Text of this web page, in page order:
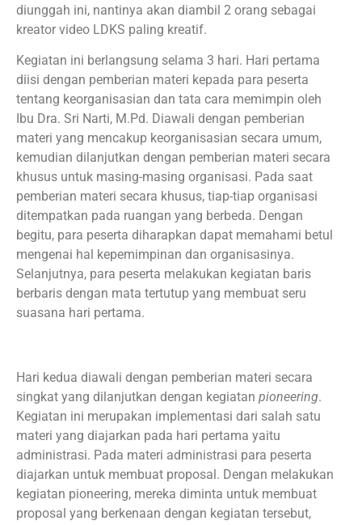
diunggah ini, nantinya akan diambil 2 orang sebagai
kreator video LDKS paling kreatif.
Kegiatan ini berlangsung selama 3 hari. Hari pertama
diisi dengan pemberian materi kepada para peserta
tentang keorganisasian dan tata cara memimpin oleh
Ibu Dra. Sri Narti, M.Pd. Diawali dengan pemberian
materi yang mencakup keorganisasian secara umum,
kemudian dilanjutkan dengan pemberian materi secara
khusus untuk masing-masing organisasi. Pada saat
pemberian materi secara khusus, tiap-tiap organisasi
ditempatkan pada ruangan yang berbeda. Dengan
begitu, para peserta diharapkan dapat memahami betul
mengenai hal kepemimpinan dan organisasinya.
Selanjutnya, para peserta melakukan kegiatan baris
berbaris dengan mata tertutup yang membuat seru
suasana hari pertama.
Hari kedua diawali dengan pemberian materi secara
singkat yang dilanjutkan dengan kegiatan pioneering.
Kegiatan ini merupakan implementasi dari salah satu
materi yang diajarkan pada hari pertama yaitu
administrasi. Pada materi administrasi para peserta
diajarkan untuk membuat proposal. Dengan melakukan
kegiatan pioneering, mereka diminta untuk membuat
proposal yang berkenaan dengan kegiatan tersebut,